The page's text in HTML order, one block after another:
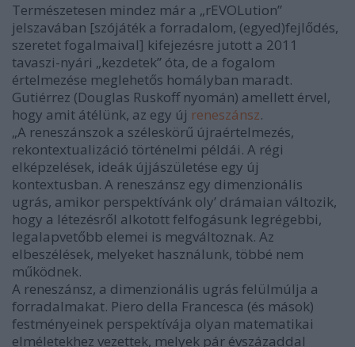
Természetesen mindez már a „rEVOLution”
jelszavában [szójáték a forradalom, (egyed)fejlődés,
szeretet fogalmaival] kifejezésre jutott a 2011
tavaszi-nyári „kezdetek” óta, de a fogalom
értelmezése meglehetős homályban maradt.
Gutiérrez (Douglas Ruskoff nyomán) amellett érvel,
hogy amit átélünk, az egy új reneszánsz.
„A reneszánszok a széleskörű újraértelmezés,
rekontextualizáció történelmi példái. A régi
elképzelések, ideák újjászületése egy új
kontextusban. A reneszánsz egy dimenzionális
ugrás, amikor perspektívánk oly’ drámaian változik,
hogy a létezésről alkotott felfogásunk legrégebbi,
legalapvetőbb elemei is megváltoznak. Az
elbeszélések, melyeket használunk, többé nem
működnek.
A reneszánsz, a dimenzionális ugrás felülmúlja a
forradalmakat. Piero della Francesca (és mások)
festményeinek perspektívája olyan matematikai
elméletekhez vezettek, melyek pár évszázaddal